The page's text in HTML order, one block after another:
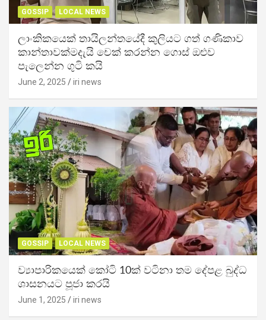
GOSSIP LOCAL NEWS
ලාංකිකයෙක් තායිලන්තයේදී කුලියට ගත් ගණිකාව
කාන්තාවක්මදැයි චෙක් කරන්න ගොස් ඔළුව
පැලෙන්න ගුටි කයි
June 2, 2025 iri news
GOSSIP LOCAL NEWS
ව්‍යාපාරිකයෙක් කෝටි 10ක් වටිනා තම දේපළ බුද්ධ
ශාසනයට පූජා කරයි
June 1, 2025 iri news